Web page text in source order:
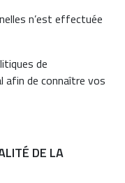
n’est effectuée
de
afin de connaître vos
DE LA